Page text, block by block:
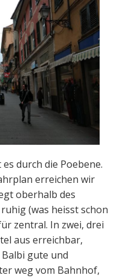
durch die Poebene.
erreichen wir
oberhalb des
(was heisst schon
zentral. In zwei, drei
aus erreichbar,
gute und
weg vom Bahnhof,